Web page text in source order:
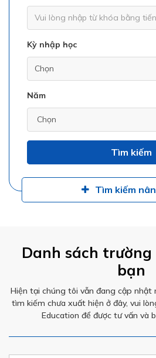
Kỳ nhập học
Năm
Tìm kiếm
Tìm kiếm
Danh sách
bạn
Hiện tại chúng tôi vẫn đang cập nhật
tìm kiếm chưa xuất hiện ở đây, vui
Education để được tư vấn và